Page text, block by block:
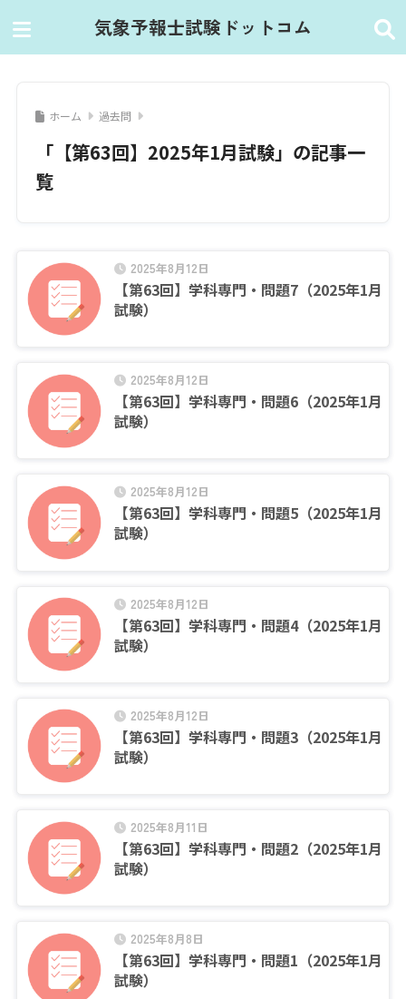
気象予報士試験ドットコム
ホーム 過去問
「【第63回】2025年1月試験」の記事一
覧
2025年8月12日
【第63回】学科専門・問題7（2025年1月
試験）
2025年8月12日
【第63回】学科専門・問題6（2025年1月
試験）
2025年8月12日
【第63回】学科専門・問題5（2025年1月
試験）
2025年8月12日
【第63回】学科専門・問題4（2025年1月
試験）
2025年8月12日
【第63回】学科専門・問題3（2025年1月
試験）
2025年8月11日
【第63回】学科専門・問題2（2025年1月
試験）
2025年8月8日
【第63回】学科専門・問題1（2025年1月
試験）